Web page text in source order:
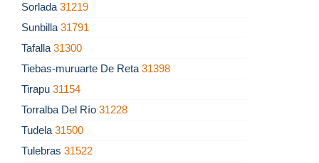
Sorlada 31219
Sunbilla 31791
Tafalla 31300
Tiebas-muruarte De Reta 31398
Tirapu 31154
Torralba Del Río 31228
Tudela 31500
Tulebras 31522